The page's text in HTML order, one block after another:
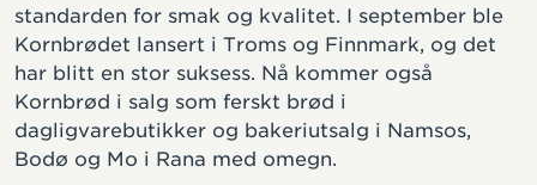
standarden for smak og kvalitet. I september ble
Kornbrødet lansert i Troms og Finnmark, og det
har blitt en stor suksess. Nå kommer også
Kornbrød i salg som ferskt brød i
dagligvarebutikker og bakeriutsalg i Namsos,
Bodø og Mo i Rana med omegn.